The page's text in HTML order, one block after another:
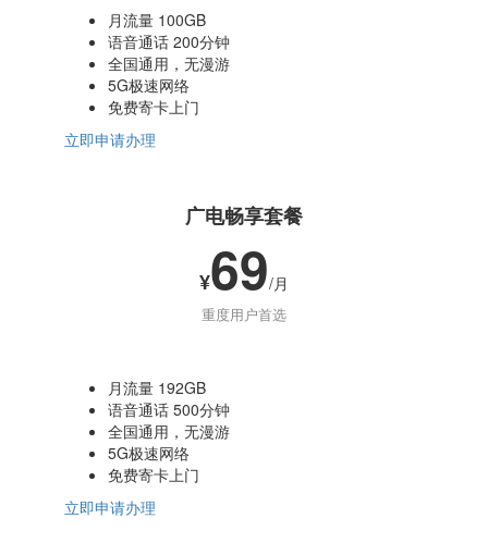
月流量 100GB
语音通话 200分钟
全国通用，无漫游
5G极速网络
免费寄卡上门
立即申请办理
广电畅享套餐
¥69/月
重度用户首选
月流量 192GB
语音通话 500分钟
全国通用，无漫游
5G极速网络
免费寄卡上门
立即申请办理